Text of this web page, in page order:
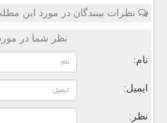
نظرات بینندگان در مورد این
نظر شما در
نام:
ایمیل:
نظر: